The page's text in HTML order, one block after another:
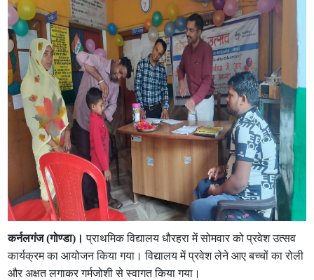
कर्नलगंज (गोण्डा)। प्राथमिक विद्यालय धौरहरा में सोमवार को प्रवेश उत्सव
कार्यक्रम का आयोजन किया गया। विद्यालय में प्रवेश लेने आए बच्चों का रोली
और अक्षत लगाकर गर्मजोशी से स्वागत किया गया।